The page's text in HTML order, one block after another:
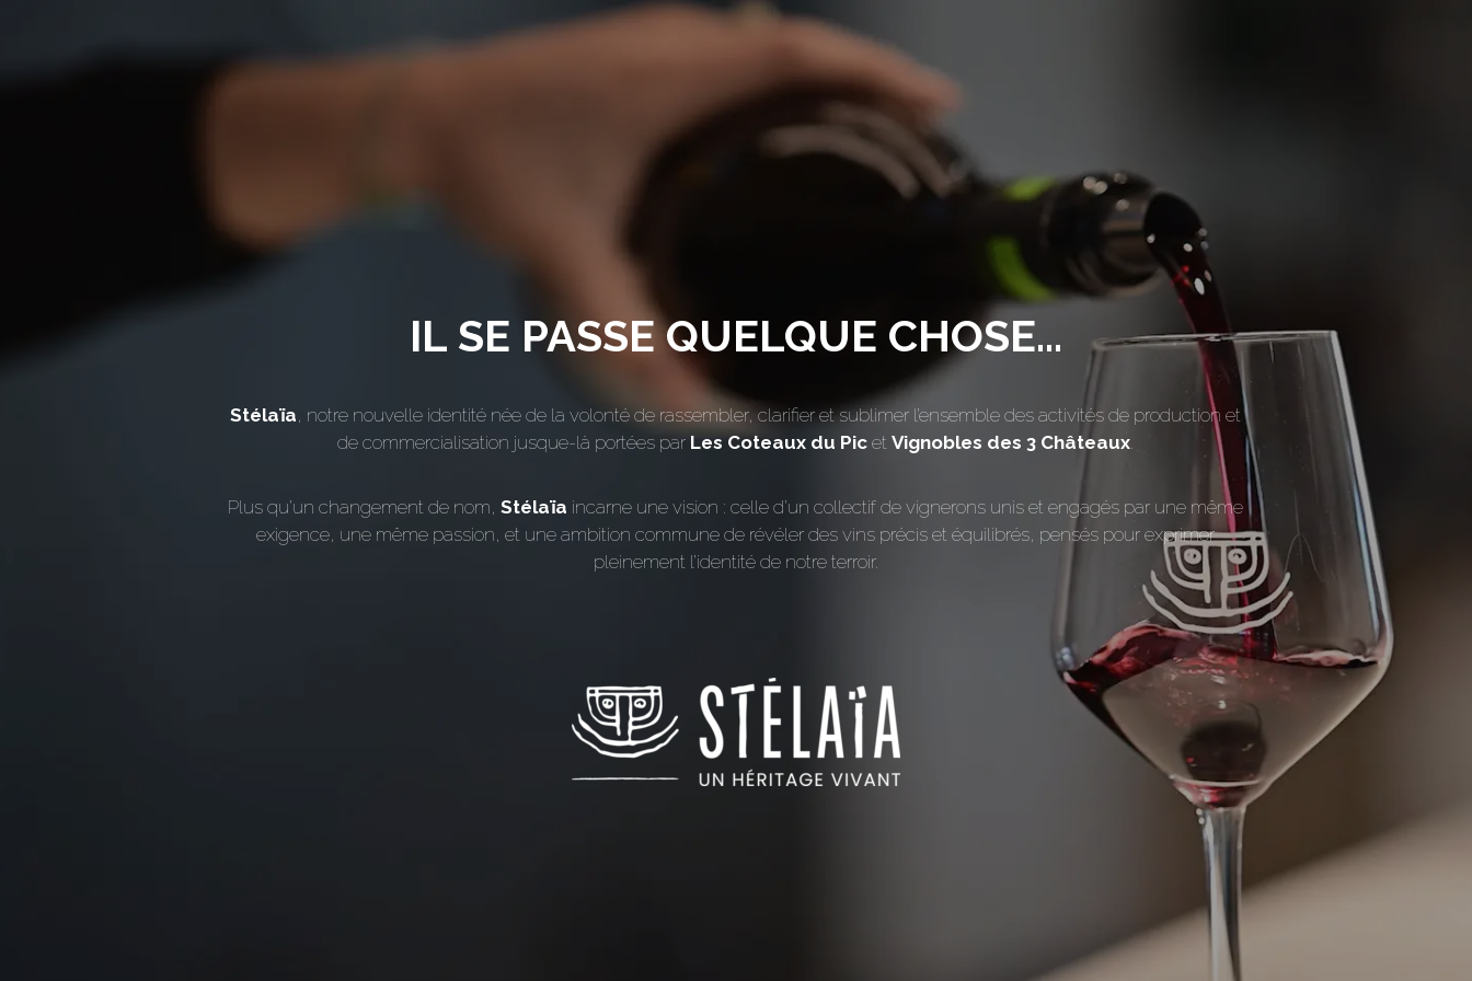
IL SE PASSE QUELQUE CHOSE...
Stélaïa, notre nouvelle identité née de la volonté de rassembler, clarifier et sublimer l’ensemble des activités de production et
de commercialisation jusque-là portées par Les Coteaux du Pic etVignobles des 3 Châteaux
Plus qu’un changement de nom,Stélaïa incarne une vision : celle d’un collectif de vignerons unis et engagés par une même
exigence, une même passion, et une ambition commune de révéler des vins précis et équilibrés, pensés pour exprimer
pleinement l’identité de notre terroir.